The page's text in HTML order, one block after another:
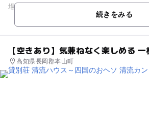
場（県内初の公共施設として運営）など
続きをみる
【空きあり】気兼ねなく楽しめる
高知県長岡郡本山町